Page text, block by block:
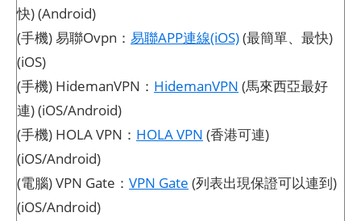
快) (Android)
(手機) 易聯Ovpn： 易聯APP連線(iOS)(最簡單、最快)
(iOS)
(手機) HidemanVPN： HidemanVPN (馬來西亞最好
連) (iOS/Android)
(手機) HOLA VPN： HOLA VPN (香港可連)
(iOS/Android)
(電腦) VPN Gate： VPN Gate (列表出現保證可以連到)
(iOS/Android)